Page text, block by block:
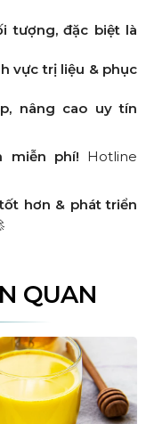
tượng, đặc biệt là
vực trị liệu & phục
nâng cao uy tín
miễn phí! Hotline
hơn & phát triển
QUAN